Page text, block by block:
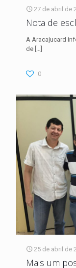
27 de abril de
Nota de
A Aracajucard
de
0
25 de abril de
Mais um